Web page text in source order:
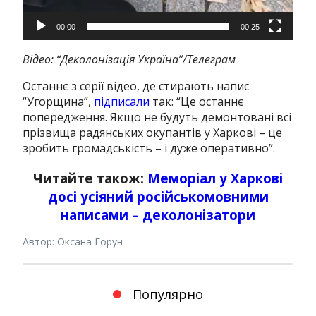
00:00 00:25
Відео: “Деколонізація Україна”/Телеграм
Останнє з серії відео, де стирають напис
“Угорщина”, підписали так: “Це останнє
попередження. Якщо не будуть демонтовані всі
прізвища радянських окупантів у Харкові – це
зробить громадськість – і дуже оперативно”.
Читайте також: Меморіал у Харкові
досі усіяний російськомовними
написами – деколонізатори
Автор: Оксана Горун
Популярно